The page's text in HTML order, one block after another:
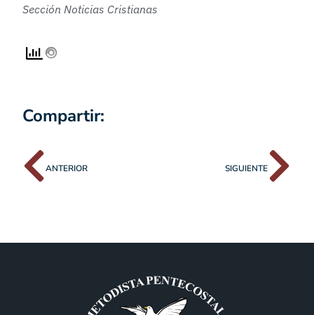
Sección Noticias Cristianas
Compartir:
ANTERIOR SIGUIENTE